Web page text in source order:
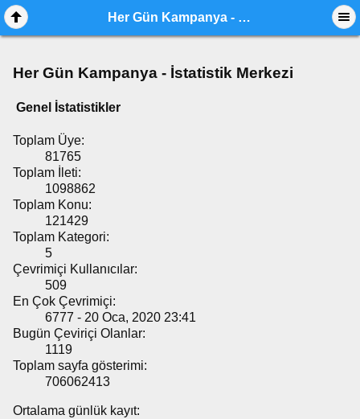
Her Gün Kampanya - İstatistik Merkezi
Her Gün Kampanya - İstatistik Merkezi
Genel İstatistikler
Toplam Üye:
81765
Toplam İleti:
1098862
Toplam Konu:
121429
Toplam Kategori:
5
Çevrimiçi Kullanıcılar:
509
En Çok Çevrimiçi:
6777 - 20 Oca, 2020 23:41
Bugün Çeviriçi Olanlar:
1119
Toplam sayfa gösterimi:
706062413
Ortalama günlük kayıt: